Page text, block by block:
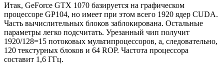
Итак, GeForce GTX 1070 базируется на графическом
процессоре GP104, но имеет при этом всего 1920 ядер CUDA.
Часть вычислительных блоков заблокирована. Остальные
параметры легко подсчитать. Урезанный чип получит
1920/128=15 потоковых мультипроцессоров, а, следовательно,
120 текстурных блоков и 64 ROP. Частота процессора
составит 1,6 ГГц.